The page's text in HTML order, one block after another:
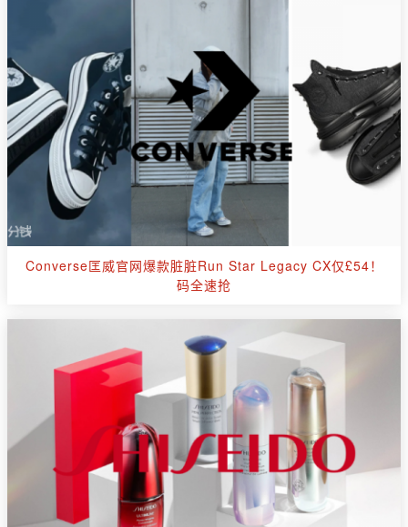
Converse匡威官网爆款脏脏Run Star Legacy CX仅£54！
码全速抢